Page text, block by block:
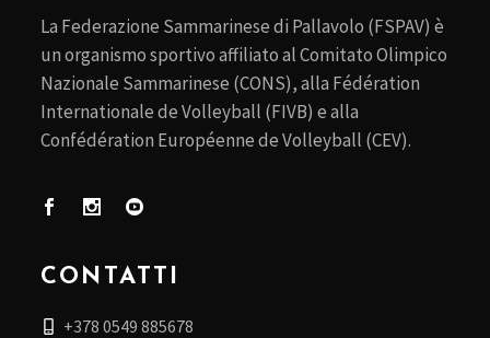
La Federazione Sammarinese di Pallavolo (FSPAV) è
un organismo sportivo affiliato al Comitato Olimpico
Nazionale Sammarinese (CONS), alla Fédération
Internationale de Volleyball (FIVB) e alla
Confédération Européenne de Volleyball (CEV).
CONTATTI
+378 0549 885678